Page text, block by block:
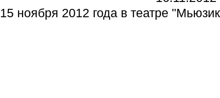
15 ноября 2012 года в театре